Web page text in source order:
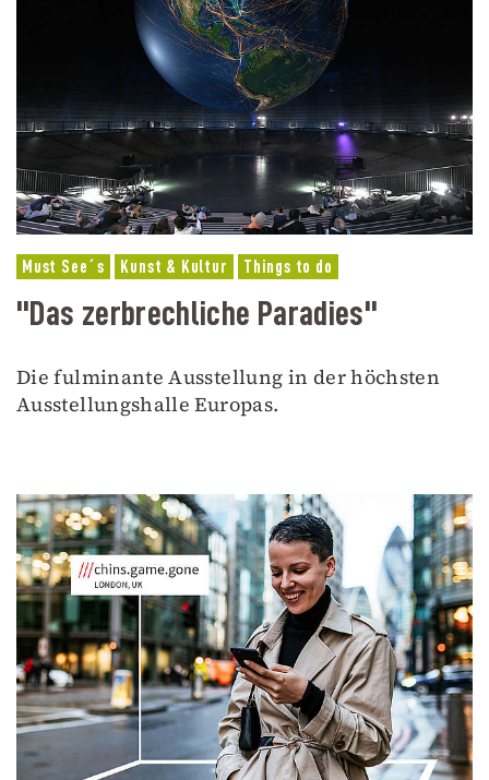
Must See´s Kunst & Kultur Things to do
"Das zerbrechliche Paradies"
Die fulminante Ausstellung in der höchsten
Ausstellungshalle Europas.